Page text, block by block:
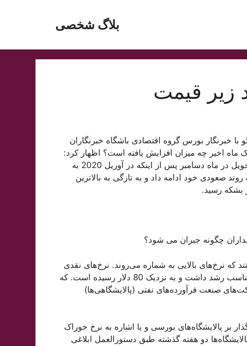
بلاگ شخصی
خبرنگار بورس گروه اقتصادی باشگاه خبرنگاران
اخیر چه میزان افزایش یافته است؟ اظهار کرد:
قیمت معاملات آتی نفت برنت دریای شمال برای تحویل در ماه دسامبر پس از اینکه در آوریل 2020 به
کمتر از 19 دلار رسید، به روند صعودی خود ادامه داد و به تازگی به بالاترین
چگونه جبران می شود؟
نقدی نیز در سطح 81 دلار هستند که نرخ‌های بالایی به شماره می‌روند. نرخ‌های نقدی
سبد نفتی اوپک و نفت سبک و سنگین ایران هم به تناسب رشد داشت و به نزدیک 80 دلار رسیده است. که
صنعت فرآورده‌های نفتی (پالایشگاهی‌ها)
بر پالایشگاه‌های بورسی و با اشاره به نرخ خوراک
دو هفته گذشته طبق دستورالعمل ابلاغی